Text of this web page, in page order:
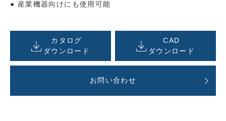
産業機器向けにも使用可能
カタログ
ダウンロード
CAD
ダウンロード
お問い合わせ